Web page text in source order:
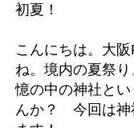
初夏！
こんにちは。大
ね。境内の夏祭
憶の中の神社と
んか？ 今回は神